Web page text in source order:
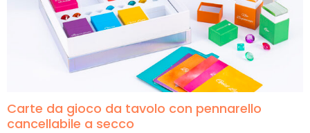
Carte da gioco da tavolo con pennarello
cancellabile a secco